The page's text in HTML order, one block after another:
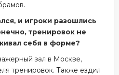
и игроки разошлись
тренировок не
себя в форме?
зал в Москве,
тренировок. Также ездил